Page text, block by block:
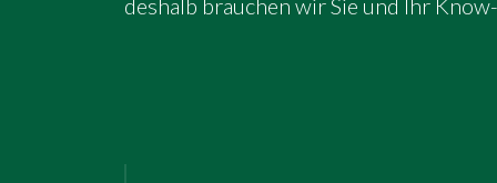
deshalb brauchen wir Sie und Ihr